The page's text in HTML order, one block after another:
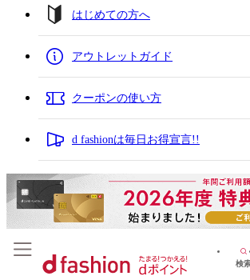
はじめての方へ
アウトレットガイド
クーポンの使い方
d fashionは毎日お得宣言!!
検